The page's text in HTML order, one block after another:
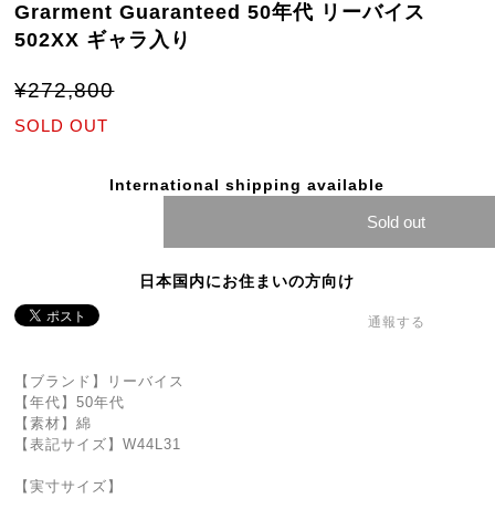
Grarment Guaranteed 50年代 リーバイス
502XX ギャラ入り
¥272,800
SOLD OUT
International shipping available
Sold out
日本国内にお住まいの方向け
通報する
【ブランド】リーバイス
【年代】50年代
【素材】綿
【表記サイズ】W44L31
【実寸サイズ】